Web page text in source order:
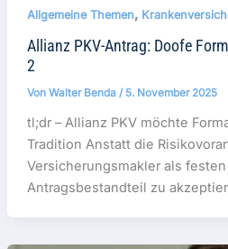
Allgemeine Themen,
Allianz PKV-Antrag: Doofe
2
Von Walter Benda / 5. November 2025
tl;dr – Allianz PKV möchte
Tradition Anstatt die
Versicherungsmakler als festen
Antragsbestandteil zu